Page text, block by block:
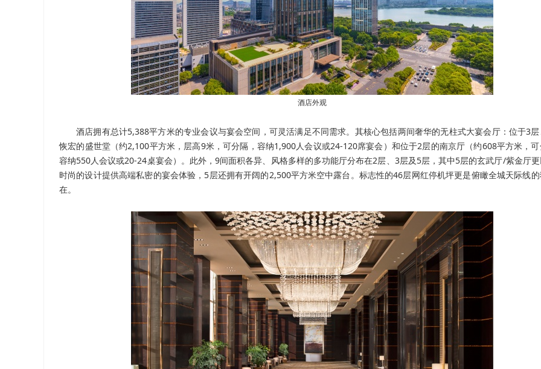
酒店外观
酒店拥有总计5,388平方米的专业会议与宴会空间，可灵活满足不同需求。其核心包括两间奢华的无柱式大宴会厅：位于3
恢宏的盛世堂（约2,100平方米，层高9米，可分隔，容纳1,900人会议或24-120席宴会）和位于2层的南京厅（约608平方米，
容纳550人会议或20-24桌宴会）。此外，9间面积各异、风格多样的多功能厅分布在2层、3层及5层，其中5层的玄武厅/紫金厅
时尚的设计提供高端私密的宴会体验，5层还拥有开阔的2,500平方米空中露台。标志性的46层网红停机坪更是俯瞰全城天际线
在。